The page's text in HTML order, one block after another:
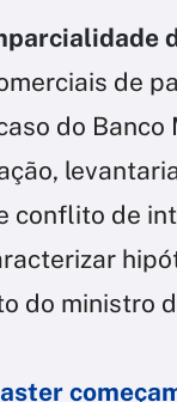
de
do Banco
conflito de
do ministro